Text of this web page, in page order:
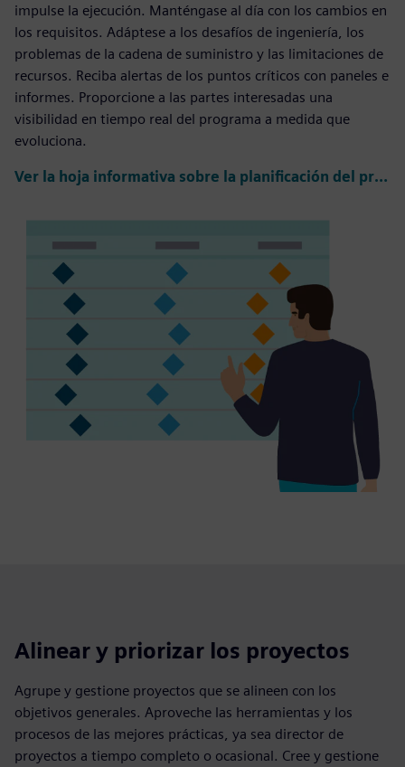
impulse la ejecución. Manténgase al día con los cambios en
los requisitos. Adáptese a los desafíos de ingeniería, los
problemas de la cadena de suministro y las limitaciones de
recursos. Reciba alertas de los puntos críticos con paneles e
informes. Proporcione a las partes interesadas una
visibilidad en tiempo real del programa a medida que
evoluciona.
Ver la hoja informativa sobre la planificación del programa
Alinear y priorizar los proyectos
Agrupe y gestione proyectos que se alineen con los
objetivos generales. Aproveche las herramientas y los
procesos de las mejores prácticas, ya sea director de
proyectos a tiempo completo o ocasional. Cree y gestione